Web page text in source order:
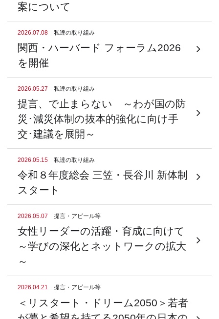
案について
2026.07.08 私達の取り組み
関西・ハーバード フォーラム2026
を開催
2026.05.27 私達の取り組み
提言、で止まらない ～わが国の防
災･減災体制の抜本的強化に向け手
交･建議を展開～
2026.05.15 私達の取り組み
令和８年度総会 三笠・長谷川 新体制
スタート
2026.05.07 提言・アピール等
女性リーダーの活躍・育成に向けて
～学びの深化とネットワークの拡大
～
2026.04.21 提言・アピール等
＜リスタート・ドリーム2050＞若者